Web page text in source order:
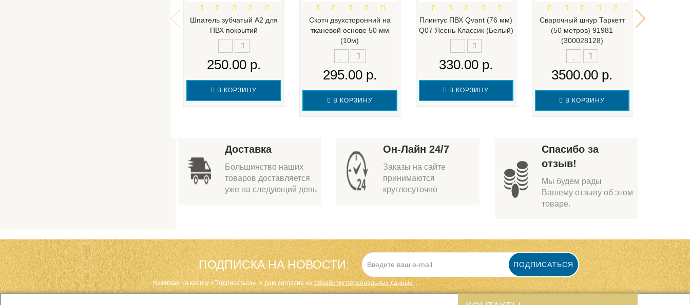
Шпатель зубчатый А2 для
ПВХ покрытий
250.00 р.
В КОРЗИНУ
Скотч двухсторонний на
тканевой основе 50 мм
(10м)
295.00 р.
В КОРЗИНУ
Плинтус ПВХ Qvant (76 мм)
Q07 Ясень Классик (Белый)
330.00 р.
В КОРЗИНУ
Сварочный шнур Таркетт
(50 метров) 91981
(300028128)
3500.00 р.
В КОРЗИНУ
Доставка
Большинство наших
товаров доставляется
уже на следующий день
Он-Лайн 24/7
Заказы на сайте
принимаются
круглосуточно
Спасибо за
отзыв!
Мы будем рады
Вашему отзыву об этом
товаре.
ПОДПИСКА НА НОВОСТИ: ПОДПИСАТЬСЯ
Нажимая на кнопку «Подписаться», я даю cогласие наобработку персональных данных.